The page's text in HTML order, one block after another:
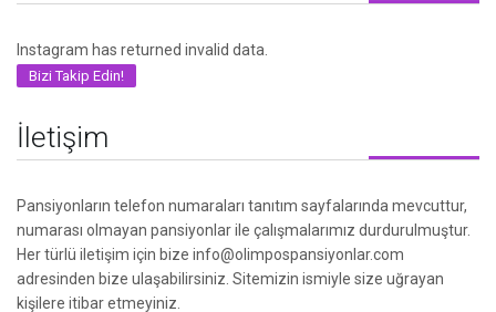
Instagram has returned invalid data.
Bizi Takip Edin!
İletişim
Pansiyonların telefon numaraları tanıtım sayfalarında mevcuttur,
numarası olmayan pansiyonlar ile çalışmalarımız durdurulmuştur.
Her türlü iletişim için bize info@olimpospansiyonlar.com
adresinden bize ulaşabilirsiniz. Sitemizin ismiyle size uğrayan
kişilere itibar etmeyiniz.